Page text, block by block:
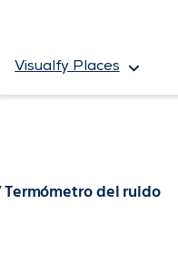
Visualfy Places
Termómetro del ruido